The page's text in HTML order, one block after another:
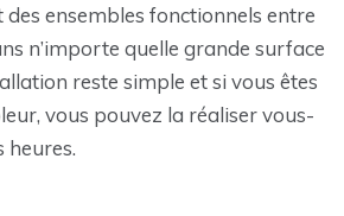
ensembles fonctionnels entre
n’importe quelle grande surface
reste simple et si vous êtes
vous pouvez la réaliser vous-
heures.